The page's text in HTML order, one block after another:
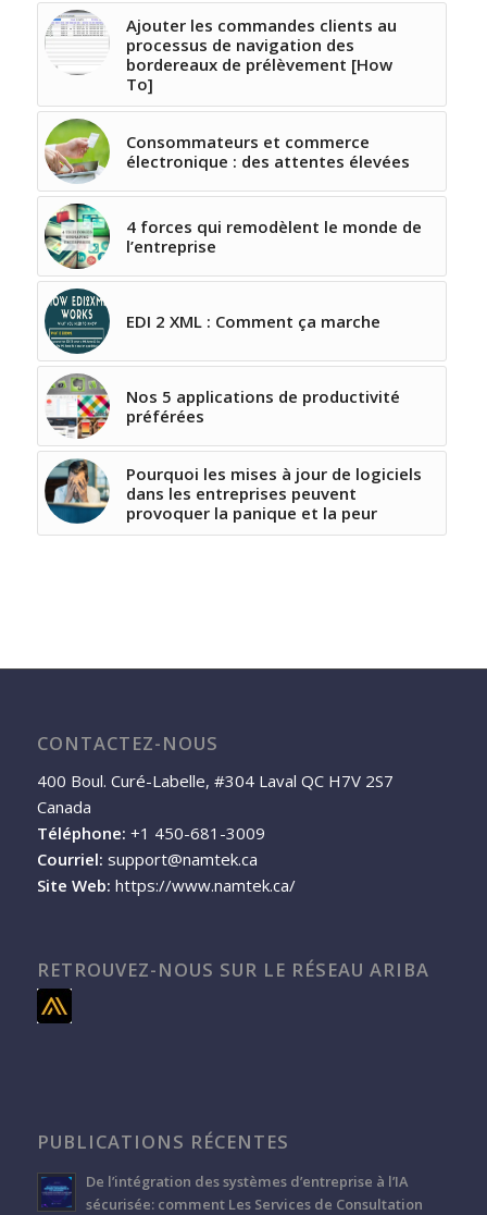
Ajouter les commandes clients au
processus de navigation des
bordereaux de prélèvement [How
To]
Consommateurs et commerce
électronique : des attentes élevées
4 forces qui remodèlent le monde de
l’entreprise
EDI 2 XML : Comment ça marche
Nos 5 applications de productivité
préférées
Pourquoi les mises à jour de logiciels
dans les entreprises peuvent
provoquer la panique et la peur
CONTACTEZ-NOUS
400 Boul. Curé-Labelle, #304 Laval QC H7V 2S7
Canada
Téléphone: +1 450-681-3009
Courriel: support@namtek.ca
Site Web: https://www.namtek.ca/
RETROUVEZ-NOUS SUR LE RÉSEAU ARIBA
PUBLICATIONS RÉCENTES
De l’intégration des systèmes d’entreprise à l’IA
sécurisée: comment Les Services de Consultation